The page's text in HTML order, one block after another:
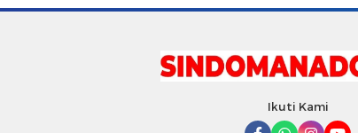
Ikuti Kami